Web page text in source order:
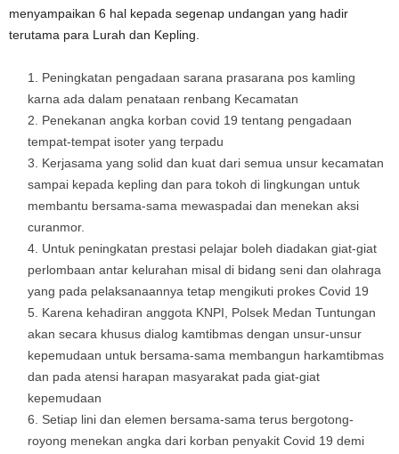
menyampaikan 6 hal kepada segenap undangan yang hadir
terutama para Lurah dan Kepling.
Peningkatan pengadaan sarana prasarana pos kamling
karna ada dalam penataan renbang Kecamatan
Penekanan angka korban covid 19 tentang pengadaan
tempat-tempat isoter yang terpadu
Kerjasama yang solid dan kuat dari semua unsur kecamatan
sampai kepada kepling dan para tokoh di lingkungan untuk
membantu bersama-sama mewaspadai dan menekan aksi
curanmor.
Untuk peningkatan prestasi pelajar boleh diadakan giat-giat
perlombaan antar kelurahan misal di bidang seni dan olahraga
yang pada pelaksanaannya tetap mengikuti prokes Covid 19
Karena kehadiran anggota KNPI, Polsek Medan Tuntungan
akan secara khusus dialog kamtibmas dengan unsur-unsur
kepemudaan untuk bersama-sama membangun harkamtibmas
dan pada atensi harapan masyarakat pada giat-giat
kepemudaan
Setiap lini dan elemen bersama-sama terus bergotong-
royong menekan angka dari korban penyakit Covid 19 demi